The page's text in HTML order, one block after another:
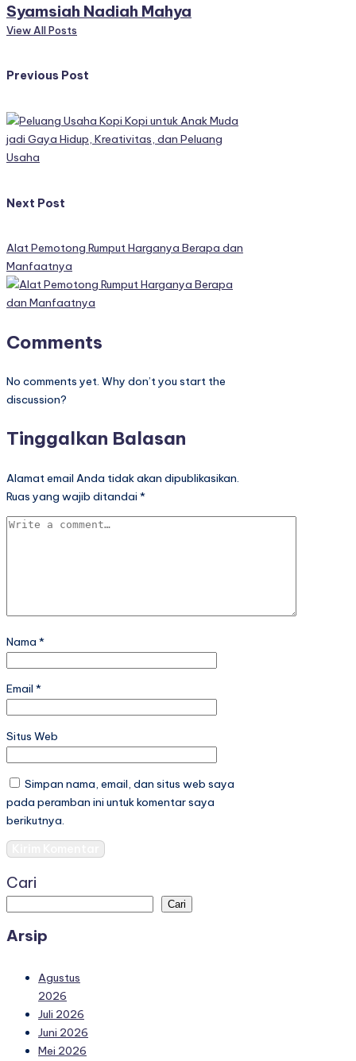
Syamsiah Nadiah Mahya
View All Posts
Post
navigation
Previous Post
Kopi untuk Anak Muda
jadi Gaya Hidup, Kreativitas, dan Peluang
Usaha
Next Post
Alat Pemotong Rumput Harganya Berapa dan
Manfaatnya
Comments
No comments yet. Why don’t you start the
discussion?
Tinggalkan Balasan
Alamat email Anda tidak akan dipublikasikan.
Ruas yang wajib ditandai *
Nama *
Email *
Situs Web
Simpan nama, email, dan situs web saya
pada peramban ini untuk komentar saya
berikutnya.
Cari
Cari
Arsip
Agustus
2026
Juli 2026
Juni 2026
Mei 2026